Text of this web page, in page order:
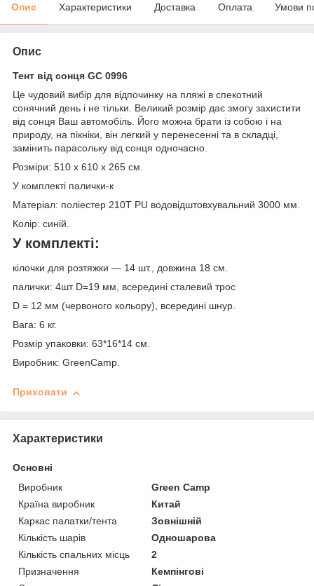
Опис Характеристики Доставка Оплата Умови
Опис
Тент від сонця GC 0996
Це чудовий вибір для відпочинку на пляжі в спекотний
сонячний день і не тільки. Великий розмір дає змогу захистити
від сонця Ваш автомобіль. Його можна брати із собою і на
природу, на пікніки, він легкий у перенесенні та в складці,
замінить парасольку від сонця одночасно.
Розміри: 510 х 610 х 265 см.
У комплекті палички-к
Матеріал: поліестер 210T PU водовідштовхувальний 3000 мм.
Колір: синій.
У комплекті:
кілочки для розтяжки — 14 шт., довжина 18 см.
палички: 4шт D=19 мм, всередині сталевий трос
D = 12 мм (червоного кольору), всередині шнур.
Вага: 6 кг.
Розмір упаковки: 63*16*14 см.
Виробник: GreenCamp.
Приховати
Характеристики
Основні
Виробник
Green Camp
Країна виробник
Китай
Каркас палатки/тента
Зовнішній
Кількість шарів
Одношарова
Кількість спальних місць
2
Призначення
Кемпінгові